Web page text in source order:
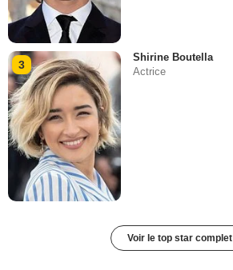
3
Shirine Boutella
Actrice
Voir le top star complet